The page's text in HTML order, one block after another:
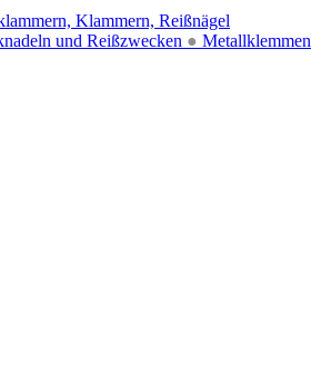
Klammern, Reißnägel
und Reißzwecken ● Metallklemmen